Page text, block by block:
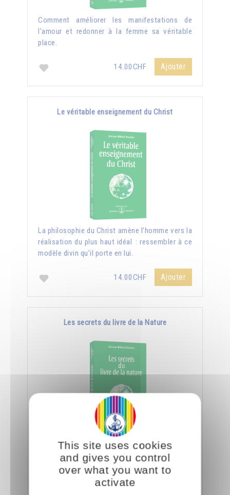
Comment améliorer les manifestations de
l'amour et redonner à la femme sa véritable
place.
14.00CHF Ajouter
Le véritable enseignement du Christ
La philosophie du Christ amène l’homme vers la
réalisation du plus haut idéal : ressembler à ce
modèle divin qu’il porte en lui.
14.00CHF Ajouter
Les secrets du livre de la Nature
En spiritualité, lire c'est être capable de
déchiffrer le côté subtil et caché des objets et
des créatures.
14.00CHF
This site uses cookies
and gives you control
over what you want to
activate